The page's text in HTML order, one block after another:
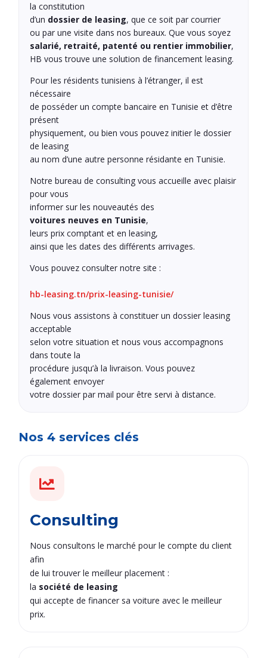
la constitution
d’un dossier de leasing, que ce soit par courrier
ou par une visite dans nos bureaux. Que vous soyez
salarié, retraité, patenté ou rentier immobilier,
HB vous trouve une solution de financement leasing.
Pour les résidents tunisiens à l’étranger, il est
nécessaire
de posséder un compte bancaire en Tunisie et d’être
présent
physiquement, ou bien vous pouvez initier le dossier
de leasing
au nom d’une autre personne résidante en Tunisie.
Notre bureau de consulting vous accueille avec plaisir
pour vous
informer sur les nouveautés des
voitures neuves en Tunisie,
leurs prix comptant et en leasing,
ainsi que les dates des différents arrivages.
Vous pouvez consulter notre site :
hb-leasing.tn/prix-leasing-tunisie/
Nous vous assistons à constituer un dossier leasing
acceptable
selon votre situation et nous vous accompagnons
dans toute la
procédure jusqu’à la livraison. Vous pouvez
également envoyer
votre dossier par mail pour être servi à distance.
Nos 4 services clés
Consulting
Nous consultons le marché pour le compte du client
afin
de lui trouver le meilleur placement :
la société de leasing
qui accepte de financer sa voiture avec le meilleur
prix.